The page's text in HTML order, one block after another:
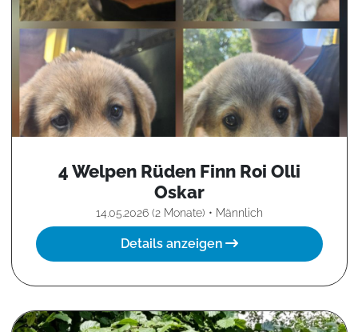
4 Welpen Rüden Finn Roi Olli
Oskar
14.05.2026 (2 Monate) • Männlich
Details anzeigen